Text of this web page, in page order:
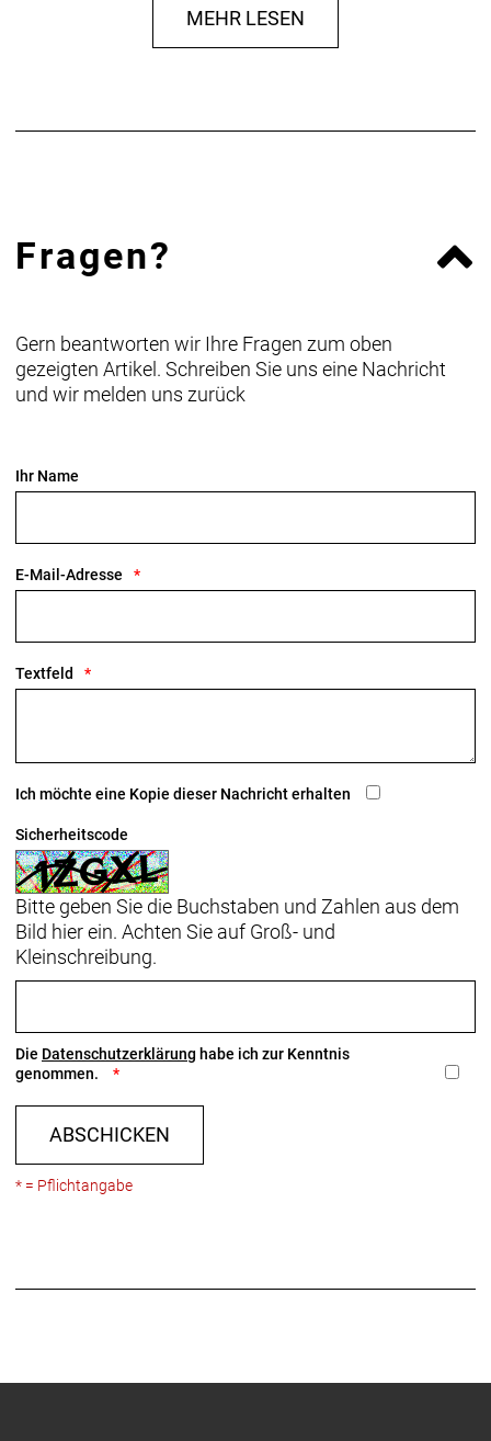
MEHR LESEN
Fragen?
Gern beantworten wir Ihre Fragen zum oben
gezeigten Artikel. Schreiben Sie uns eine Nachricht
und wir melden uns zurück
Ihr Name
E-Mail-Adresse
Textfeld
Ich möchte eine Kopie dieser Nachricht erhalten
Sicherheitscode
Bitte geben Sie die Buchstaben und Zahlen aus dem
Bild hier ein. Achten Sie auf Groß- und
Kleinschreibung.
Die Datenschutzerklärung habe ich zur Kenntnis
genommen.
ABSCHICKEN
* = Pflichtangabe